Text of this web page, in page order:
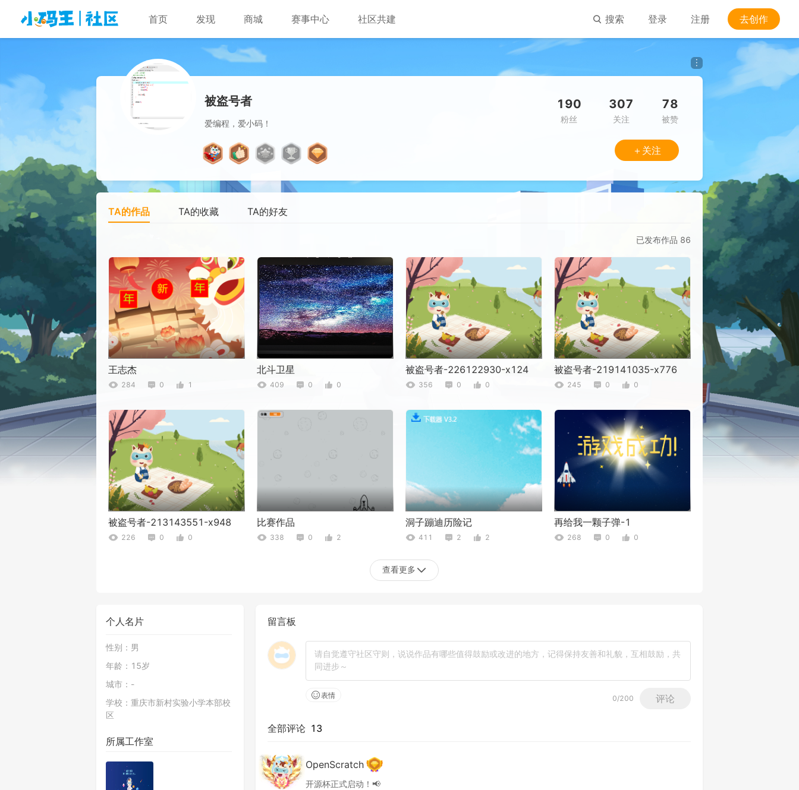
首页 发现 商城 赛事中心 社区共建 搜索 登录 注册 去创作
被盗号者
爱编程，爱小码！
190
粉丝
307
关注
78
被赞
＋关注
TA的作品 TA的收藏 TA的好友
已发布作品 86
王志杰
284 0 1
北斗卫星
409 0 0
被盗号者-226122930-x124
356 0 0
被盗号者-219141035-x776
245 0 0
被盗号者-213143551-x948
226 0 0
比赛作品
338 0 2
洞子蹦迪历险记
411 2 2
再给我一颗子弹-1
268 0 0
281 0
查看更多
个人名片
性别： 男
年龄： 15岁
城市： -
学校： 重庆市新村实验小学本部校
区
所属工作室
留言板
表情 0/200 评论
全部评论 13
OpenScratch
开源杯正式启动！📢